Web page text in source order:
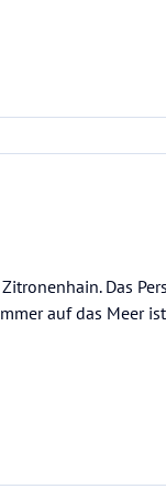
Das
auf das Meer